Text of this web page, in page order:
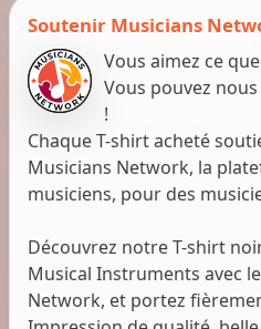
Soutenir Musicians
Vous aimez ce
Vous pouvez
!
Chaque T-shirt acheté
Musicians Network, la
musiciens, pour des
Découvrez notre T-shirt
Musical Instruments avec
Network, et portez